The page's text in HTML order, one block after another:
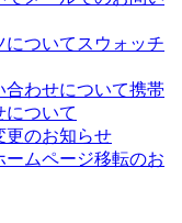
スウォッチ
携帯
について
更のお知らせ
ームページ移転のお